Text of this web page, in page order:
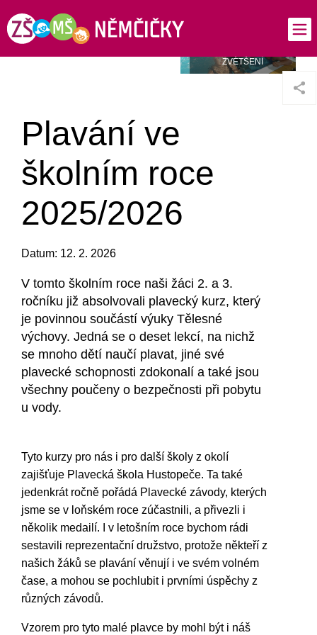
Plavání ve
školním roce
2025/2026
Datum: 12. 2. 2026
V tomto školním roce naši žáci 2. a 3.
ročníku již absolvovali plavecký kurz, který
je povinnou součástí výuky Tělesné
výchovy. Jedná se o deset lekcí, na nichž
se mnoho dětí naučí plavat, jiné své
plavecké schopnosti zdokonalí a také jsou
všechny poučeny o bezpečnosti při pobytu
u vody.
Tyto kurzy pro nás i pro další školy z okolí
zajišťuje Plavecká škola Hustopeče. Ta také
jedenkrát ročně pořádá Plavecké závody, kterých
jsme se v loňském roce zúčastnili, a přivezli i
několik medailí. I v letošním roce bychom rádi
sestavili reprezentační družstvo, protože někteří z
našich žáků se plavání věnují i ve svém volném
čase, a mohou se pochlubit i prvními úspěchy z
různých závodů.
Vzorem pro tyto malé plavce by mohl být i náš